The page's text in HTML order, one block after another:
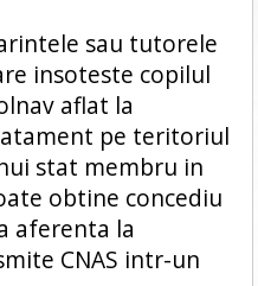
sau tutorele
insoteste copilul
aflat la
pe teritoriul
stat membru in
obtine concediu
aferenta la
CNAS intr-un